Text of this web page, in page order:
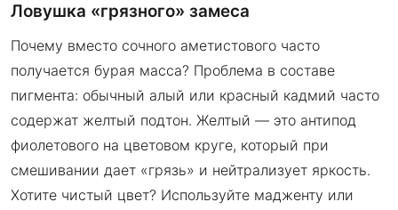
Ловушка «грязного» замеса
Почему вместо сочного аметистового часто
получается бурая масса? Проблема в составе
пигмента: обычный алый или красный кадмий часто
содержат желтый подтон. Желтый — это антипод
фиолетового на цветовом круге, который при
смешивании дает «грязь» и нейтрализует яркость.
Хотите чистый цвет? Используйте мадженту или